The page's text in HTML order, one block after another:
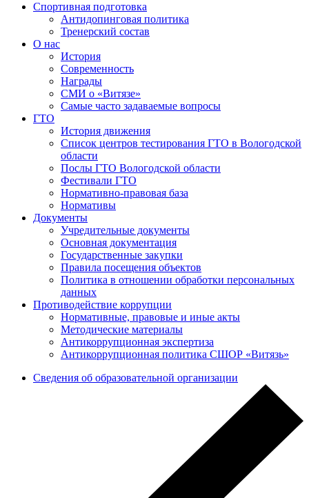
Спортивная подготовка
Антидопинговая политика
Тренерский состав
О нас
История
Современность
Награды
СМИ о «Витязе»
Самые часто задаваемые вопросы
ГТО
История движения
Список центров тестирования ГТО в Вологодской
области
Послы ГТО Вологодской области
Фестивали ГТО
Нормативно-правовая база
Нормативы
Документы
Учредительные документы
Основная документация
Государственные закупки
Правила посещения объектов
Политика в отношении обработки персональных
данных
Противодействие коррупции
Нормативные, правовые и иные акты
Методические материалы
Антикоррупционная экспертиза
Антикоррупционная политика СШОР «Витязь»
Сведения об образовательной организации